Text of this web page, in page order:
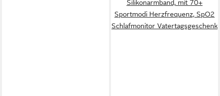
Silikonarmband, mit 70+
Sportmodi Herzfrequenz, SpO2
Schlafmonitor Vatertagsgeschenk